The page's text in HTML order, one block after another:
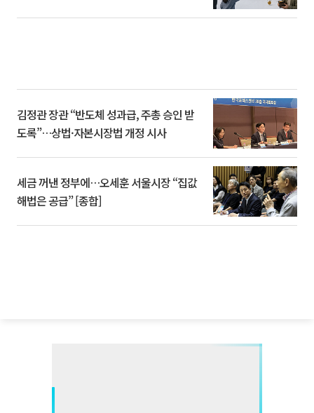
김정관 장관 “반도체 성과급, 주총 승인 받
도록”…상법·자본시장법 개정 시사
세금 꺼낸 정부에…오세훈 서울시장 “집값
해법은 공급” [종합]